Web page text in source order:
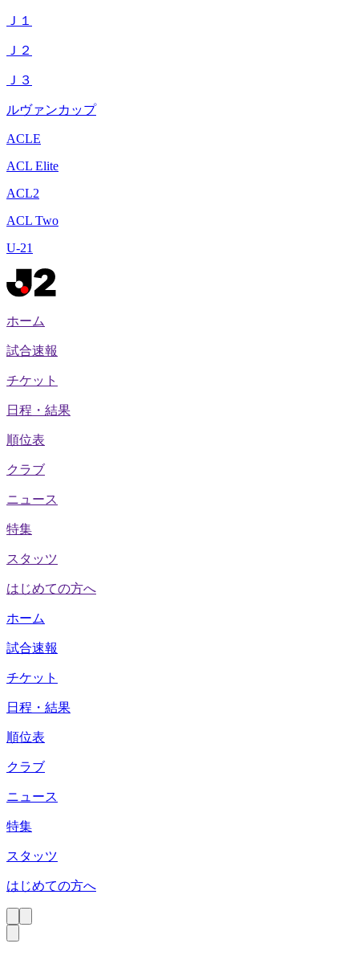
Ｊ１
Ｊ２
Ｊ３
ルヴァンカップ
ACLE
ACL Elite
ACL2
ACL Two
U-21
ホーム
試合速報
チケット
日程・結果
順位表
クラブ
ニュース
特集
スタッツ
はじめての方へ
ホーム
試合速報
チケット
日程・結果
順位表
クラブ
ニュース
特集
スタッツ
はじめての方へ